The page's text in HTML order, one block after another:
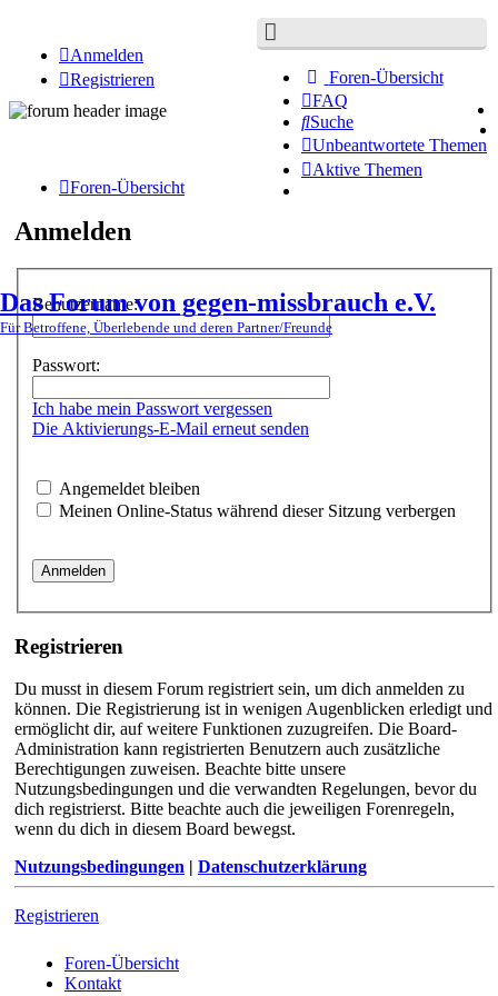
Foren-Übersicht
FAQ
Suche
Unbeantwortete Themen
Aktive Themen
Anmelden
Registrieren
Das Forum von gegen-missbrauch e.V.
Für Betroffene, Überlebende und deren Partner/Freunde
Foren-Übersicht
Anmelden
Benutzername:
Passwort:
Ich habe mein Passwort vergessen
Die Aktivierungs-E-Mail erneut senden
Angemeldet bleiben
Meinen Online-Status während dieser Sitzung verbergen
Registrieren
Du musst in diesem Forum registriert sein, um dich anmelden zu
können. Die Registrierung ist in wenigen Augenblicken erledigt und
ermöglicht dir, auf weitere Funktionen zuzugreifen. Die Board-
Administration kann registrierten Benutzern auch zusätzliche
Berechtigungen zuweisen. Beachte bitte unsere
Nutzungsbedingungen und die verwandten Regelungen, bevor du
dich registrierst. Bitte beachte auch die jeweiligen Forenregeln,
wenn du dich in diesem Board bewegst.
Nutzungsbedingungen
Datenschutzerklärung
Registrieren
Foren-Übersicht
Kontakt